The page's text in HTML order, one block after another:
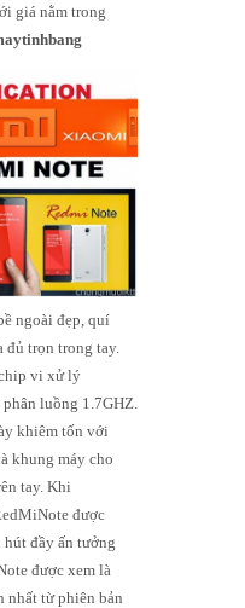
giá nằm trong
ngoài đẹp, quí
trọn trong tay.
vi xử lý
luồng 1.7GHZ.
khiêm tốn với
khung máy cho
tay. Khi
được
đầy ấn tưởng
được xem là
nhất từ phiên bản